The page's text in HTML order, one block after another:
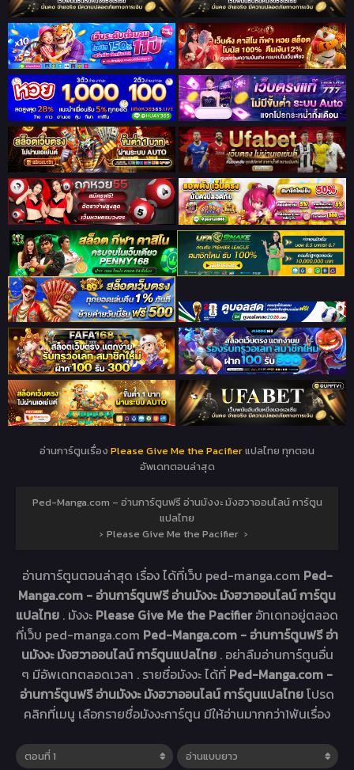
อ่านการ์ตูนเรื่อง Please Give Me the Pacifierแปลไทย ทุกตอน
อัพเดทตอนล่าสุด
Ped-Manga.com – อ่านการ์ตูนฟรี อ่านมังงะ มังฮวาออนไลน์ การ์ตูน
แปลไทย
› Please Give Me the Pacifier ›
อ่านการ์ตูนตอนล่าสุด เรื่องได้ที่เว็บ ped-manga.com Ped-
Manga.com - อ่านการ์ตูนฟรี อ่านมังงะ มังฮวาออนไลน์ การ์ตูน
แปลไทย . มังงะ Please Give Me the Pacifier อัทเดทอยู่ตลอด
ที่เว็บ ped-manga.com Ped-Manga.com - อ่านการ์ตูนฟรี อ่า
นมังงะ มังฮวาออนไลน์ การ์ตูนแปลไทย . อย่าลืมอ่านการ์ตูนอื่น
ๆ มีอัพเดทตลอดเวลา . รายชื่อมังงะ ได้ที่ Ped-Manga.com -
อ่านการ์ตูนฟรี อ่านมังงะ มังฮวาออนไลน์ การ์ตูนแปลไทยโปรด
คลิกที่เมนู เลือกรายชื่อมังงะการ์ตูน มีให้อ่านมากกว่า1พันเรื่อง